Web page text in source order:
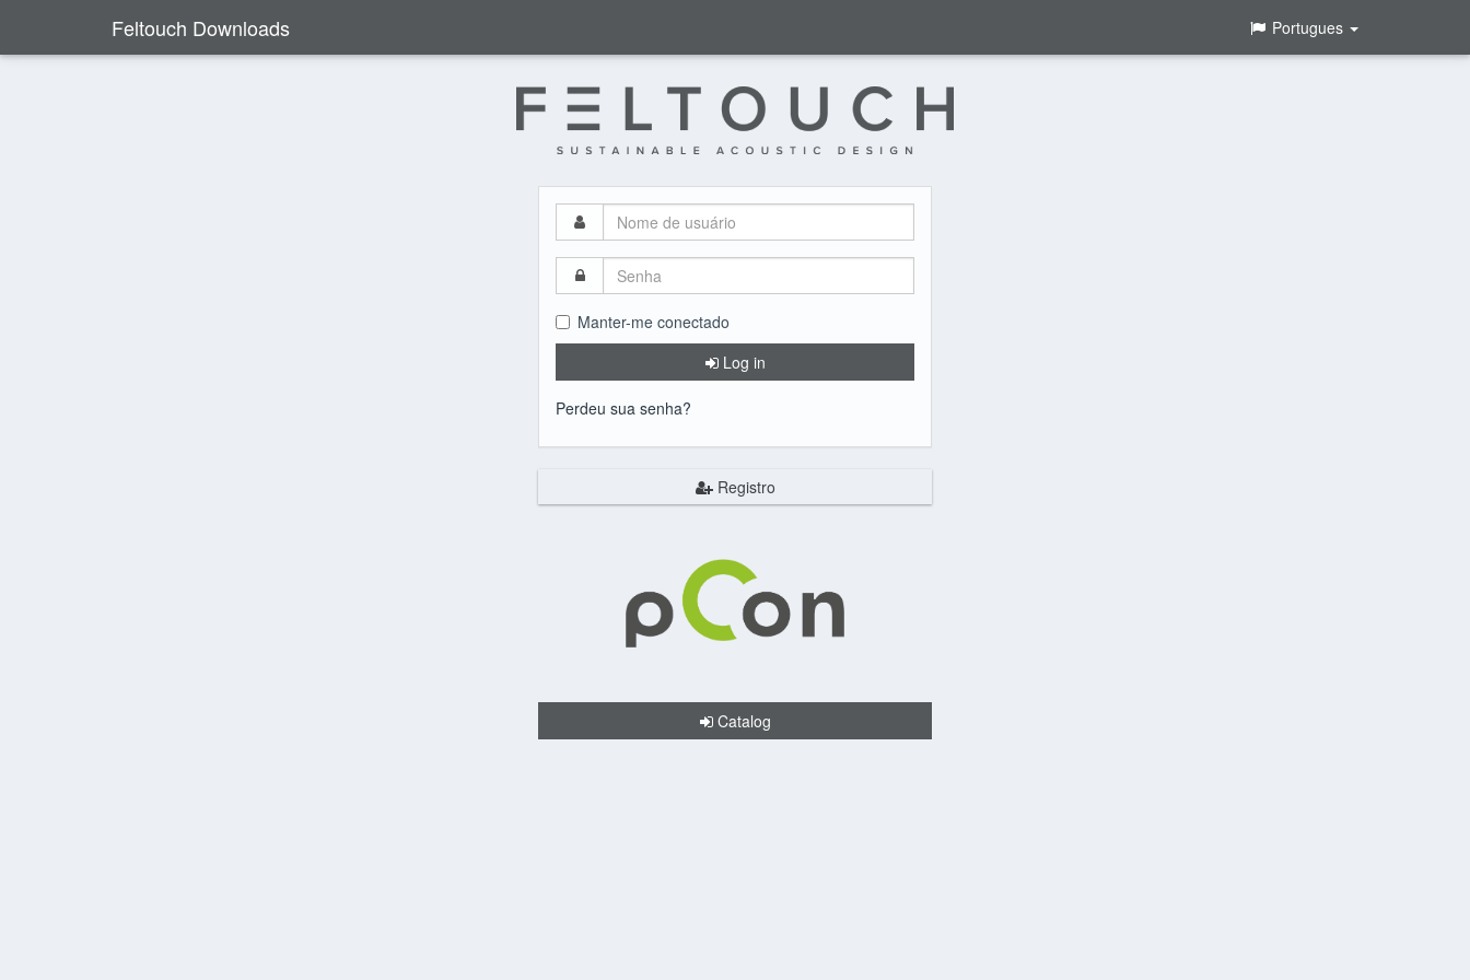
Feltouch Downloads Portugues
Nome
de
usuário
Senha
Manter-me conectado
Log in
Perdeu sua senha?
Registro
Catalog